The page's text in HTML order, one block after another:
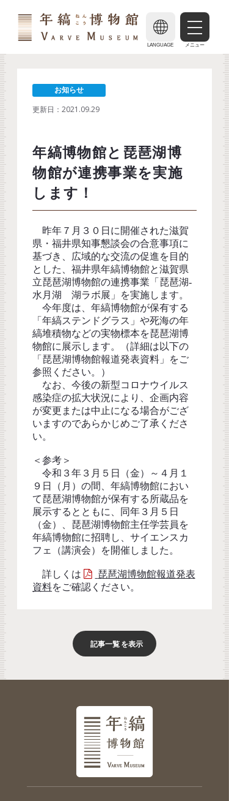
LANGUAGE メニュー
お知らせ
更新日：2021.09.29
年縞博物館と琵琶湖博
物館が連携事業を実施
します！
昨年７月３０日に開催された滋賀
県・福井県知事懇談会の合意事項に
基づき、広域的な交流の促進を目的
とした、福井県年縞博物館と滋賀県
立琵琶湖博物館の連携事業「琵琶湖-
水月湖 湖ラボ展」を実施します。
今年度は、年縞博物館が保有する
「年縞ステンドグラス」や死海の年
縞堆積物などの実物標本を琵琶湖博
物館に展示します。（詳細は以下の
「琵琶湖博物館報道発表資料」をご
参照ください。）
なお、今後の新型コロナウイルス
感染症の拡大状況により、企画内容
が変更または中止になる場合がござ
いますのであらかじめご了承くださ
い。
＜参考＞
令和３年３月５日（金）～４月１
９日（月）の間、年縞博物館におい
て琵琶湖博物館が保有する所蔵品を
展示するとともに、同年３月５日
（金）、琵琶湖博物館主任学芸員を
年縞博物館に招聘し、サイエンスカ
フェ（講演会）を開催しました。
詳しくは
琵琶湖博物館報道発表
資料をご確認ください。
記事一覧 を表示